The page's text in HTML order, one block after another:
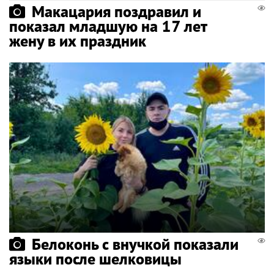
Макацария поздравил и
показал младшую на 17 лет
жену в их праздник
Белоконь с внучкой показали
языки после шелковицы